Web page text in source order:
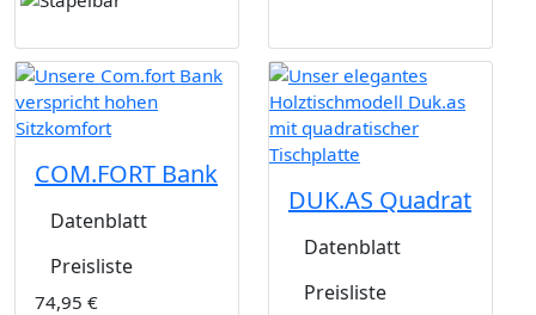
COM.FORT Bank
Datenblatt
Preisliste
74,95 €
DUK.AS Quadrat
Datenblatt
Preisliste